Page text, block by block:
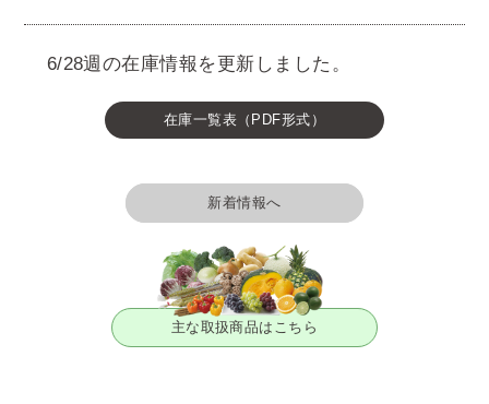
6/28週の在庫情報を更新しました。
在庫一覧表（PDF形式）
新着情報へ
主な取扱商品はこちら